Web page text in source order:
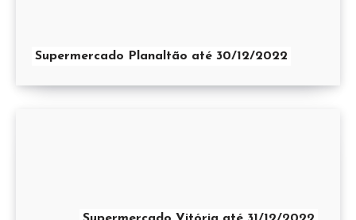
Supermercado Planaltão até 30/12/2022